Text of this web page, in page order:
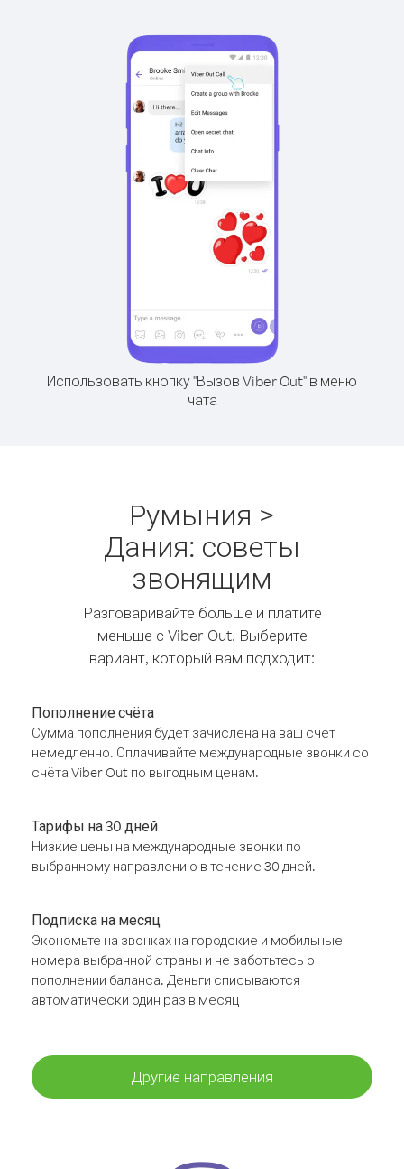
Использовать кнопку "Вызов Viber Out" в меню
чата
Румыния >
Дания: советы
звонящим
Разговаривайте больше и платите
меньше с Viber Out. Выберите
вариант, который вам подходит:
Пополнение счёта
Сумма пополнения будет зачислена на ваш счёт
немедленно. Оплачивайте международные звонки со
счёта Viber Out по выгодным ценам.
Тарифы на 30 дней
Низкие цены на международные звонки по
выбранному направлению в течение 30 дней.
Подписка на месяц
Экономьте на звонках на городские и мобильные
номера выбранной страны и не заботьтесь о
пополнении баланса. Деньги списываются
автоматически один раз в месяц
Другие направления